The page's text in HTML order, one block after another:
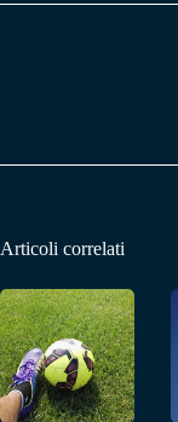
Articoli correlati